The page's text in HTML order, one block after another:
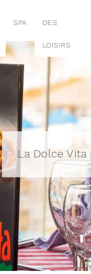
SPA DES
LOISIRS
La Dolce Vita